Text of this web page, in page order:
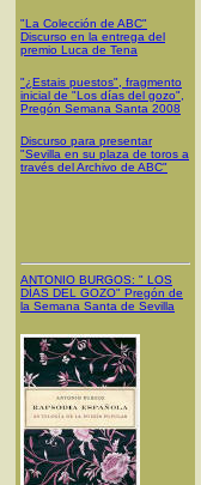
"La Colección de ABC"
Discurso en la entrega del
premio Luca de Tena
"¿Estais puestos", fragmento
inicial de "Los días del gozo",
Pregón Semana Santa 2008
Discurso para presentar
"Sevilla en su plaza de toros a
través del Archivo de ABC"
ANTONIO BURGOS: " LOS
DÍAS DEL GOZO" Pregón de
la Semana Santa de Sevilla